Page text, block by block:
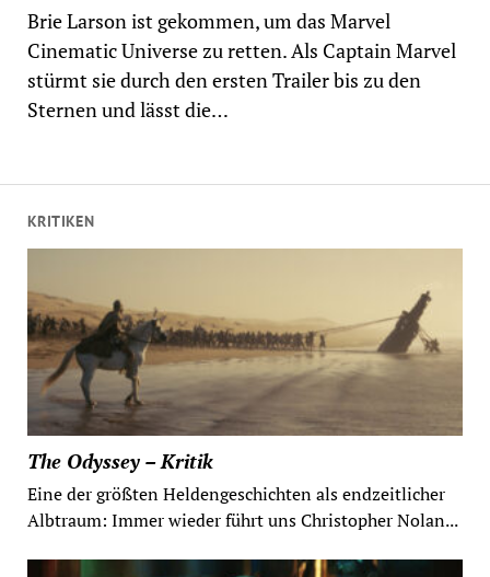
KRITIKEN
The Odyssey – Kritik
Eine der größten Heldengeschichten als endzeitlicher
Albtraum: Immer wieder führt uns Christopher Nolan...
Brie Larson ist gekommen, um das Marvel
Cinematic Universe zu retten. Als Captain Marvel
stürmt sie durch den ersten Trailer bis zu den
Sternen und lässt die…